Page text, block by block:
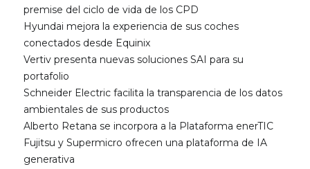
premise del ciclo de vida de los CPD
Hyundai mejora la experiencia de sus coches
conectados desde Equinix
Vertiv presenta nuevas soluciones SAI para su
portafolio
Schneider Electric facilita la transparencia de los datos
ambientales de sus productos
Alberto Retana se incorpora a la Plataforma enerTIC
Fujitsu y Supermicro ofrecen una plataforma de IA
generativa